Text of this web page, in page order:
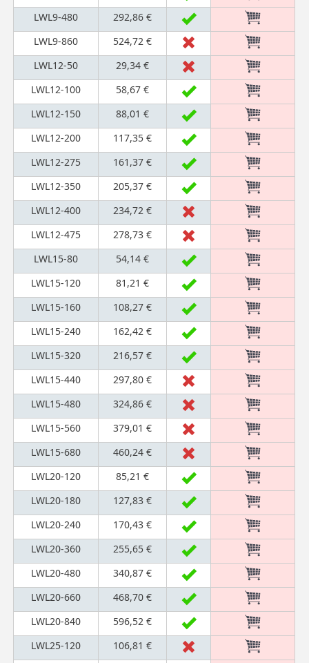
LWL9-480
292,86 €
LWL9-860
524,72 €
LWL12-50
29,34 €
LWL12-100
58,67 €
LWL12-150
88,01 €
LWL12-200
117,35 €
LWL12-275
161,37 €
LWL12-350
205,37 €
LWL12-400
234,72 €
LWL12-475
278,73 €
LWL15-80
54,14 €
LWL15-120
81,21 €
LWL15-160
108,27 €
LWL15-240
162,42 €
LWL15-320
216,57 €
LWL15-440
297,80 €
LWL15-480
324,86 €
LWL15-560
379,01 €
LWL15-680
460,24 €
LWL20-120
85,21 €
LWL20-180
127,83 €
LWL20-240
170,43 €
LWL20-360
255,65 €
LWL20-480
340,87 €
LWL20-660
468,70 €
LWL20-840
596,52 €
LWL25-120
106,81 €